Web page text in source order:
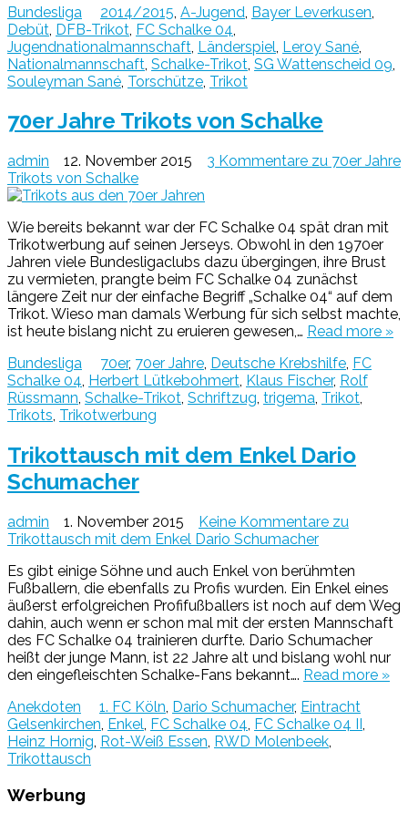
Bundesliga
2014/2015 A-Jugend Bayer Leverkusen
Debüt DFB-Trikot FC Schalke 04
Jugendnationalmannschaft Länderspiel Leroy Sané
Nationalmannschaft Schalke-Trikot SG Wattenscheid 09
Souleyman Sané Torschütze Trikot
70er Jahre Trikots von Schalke
admin 12. November 2015 3 Kommentare zu 70er Jahre
Trikots von Schalke
Wie bereits bekannt war der FC Schalke 04 spät dran mit
Trikotwerbung auf seinen Jerseys. Obwohl in den 1970er
Jahren viele Bundesligaclubs dazu übergingen, ihre Brust
zu vermieten, prangte beim FC Schalke 04 zunächst
längere Zeit nur der einfache Begriff „Schalke 04“ auf dem
Trikot. Wieso man damals Werbung für sich selbst machte,
ist heute bislang nicht zu eruieren gewesen,… Read more »
Bundesliga
70er, 70er Jahre, Deutsche Krebshilfe, FC
Schalke 04, Herbert Lütkebohmert, Klaus Fischer, Rolf
Rüssmann, Schalke-Trikot, Schriftzug, trigema, Trikot,
Trikots, Trikotwerbung
Trikottausch mit dem Enkel Dario
Schumacher
admin 1. November 2015 Keine Kommentare zu
Trikottausch mit dem Enkel Dario Schumacher
Es gibt einige Söhne und auch Enkel von berühmten
Fußballern, die ebenfalls zu Profis wurden. Ein Enkel eines
äußerst erfolgreichen Profifußballers ist noch auf dem Weg
dahin, auch wenn er schon mal mit der ersten Mannschaft
des FC Schalke 04 trainieren durfte. Dario Schumacher
heißt der junge Mann, ist 22 Jahre alt und bislang wohl nur
den eingefleischten Schalke-Fans bekannt…. Read more »
Anekdoten
1. FC Köln, Dario Schumacher, Eintracht
Gelsenkirchen, Enkel, FC Schalke 04, FC Schalke 04 II,
Heinz Hornig, Rot-Weiß Essen, RWD Molenbeek,
Trikottausch
Werbung